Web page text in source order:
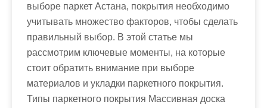
выборе паркет Астана, покрытия необходимо
учитывать множество факторов, чтобы сделать
правильный выбор. В этой статье мы
рассмотрим ключевые моменты, на которые
стоит обратить внимание при выборе
материалов и укладки паркетного покрытия.
Типы паркетного покрытия Массивная доска